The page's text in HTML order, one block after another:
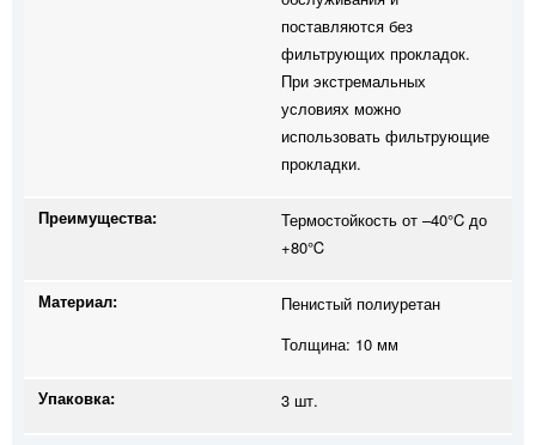
поставляются без
фильтрующих прокладок.
При экстремальных
условиях можно
использовать фильтрующие
прокладки.
Преимущества:
Термостойкость от –40°C до
+80℃
Материал:
Пенистый полиуретан
Толщина: 10 мм
Упаковка: 3 шт.